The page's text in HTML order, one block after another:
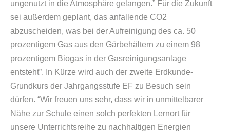
ungenutzt in die Atmosphäre gelangen.” Für die Zukunft
sei außerdem geplant, das anfallende CO2
abzuscheiden, was bei der Aufreinigung des ca. 50
prozentigem Gas aus den Gärbehältern zu einem 98
prozentigem Biogas in der Gasreinigungsanlage
entsteht”. In Kürze wird auch der zweite Erdkunde-
Grundkurs der Jahrgangsstufe EF zu Besuch sein
dürfen. “Wir freuen uns sehr, dass wir in unmittelbarer
Nähe zur Schule einen solch perfekten Lernort für
unsere Unterrichtsreihe zu nachhaltigen Energien